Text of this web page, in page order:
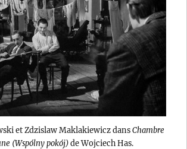
et Zdzislaw Maklakiewicz dansChambre
(Wspólny pokój)de Wojciech Has.